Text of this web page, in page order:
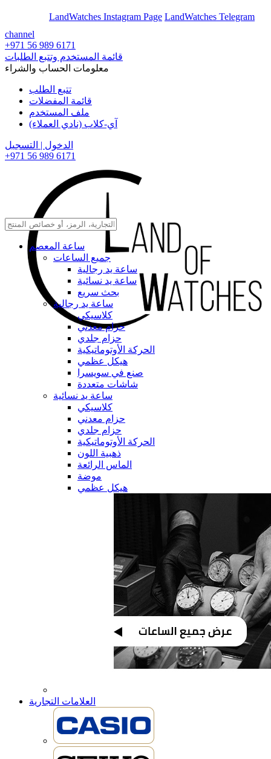
LandWatches Instagram Page LandWatches Telegram
channel
+971 56 989 6171
قائمة المستخدم وتتبع الطلبات
معلومات الحساب والشراء
تتبع الطلب
قائمة المفضلات
ملف المستخدم
آي-كلاب (نادي العملاء)
الدخول | التسجيل
+971 56 989 6171
ساعة المعصم
جميع الساعات
ساعة يد رجالية
ساعة يد نسائية
بحث سريع
ساعة يد رجالية
كلاسيكي
حزام معدني
حزام جلدي
الحركة الأوتوماتيكية
هيكل عظمي
صنع في سويسرا
شاشات متعددة
ساعة يد نسائية
كلاسيكي
حزام معدني
حزام جلدي
الحركة الأوتوماتيكية
ذهبية اللون
الماس الرائعة
موضة
هيكل عظمي
العلامات التجارية